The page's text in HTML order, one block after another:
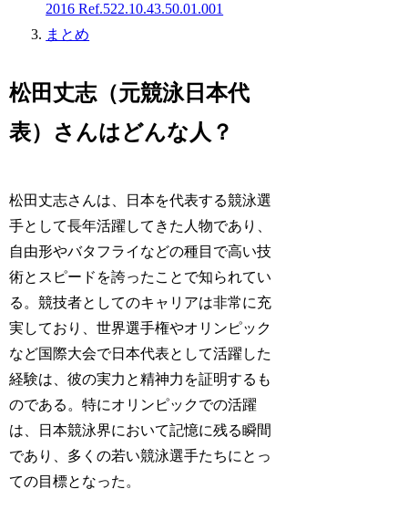
2016 Ref.522.10.43.50.01.001
まとめ
松田丈志（元競泳日本代
表）さんはどんな人？
松田丈志さんは、日本を代表する競泳選
手として長年活躍してきた人物であり、
自由形やバタフライなどの種目で高い技
術とスピードを誇ったことで知られてい
る。競技者としてのキャリアは非常に充
実しており、世界選手権やオリンピック
など国際大会で日本代表として活躍した
経験は、彼の実力と精神力を証明するも
のである。特にオリンピックでの活躍
は、日本競泳界において記憶に残る瞬間
であり、多くの若い競泳選手たちにとっ
ての目標となった。